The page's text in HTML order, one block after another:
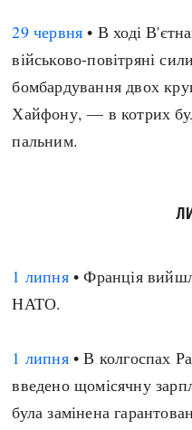
29 червня • В ході
військово-повітряні
бомбардування двох
Хайфону, — в котрих
пальним.
1 липня• Франція
НАТО.
1 липня• В колгоспах
введено щомісячну
була замінена